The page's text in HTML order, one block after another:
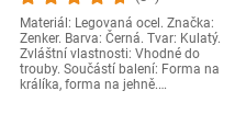
Materiál: Legovaná ocel. Značka:
Zenker. Barva: Černá. Tvar: Kulatý.
Zvláštní vlastnosti: Vhodné do
trouby. Součástí balení: Forma na
králíka, forma na jehně.…